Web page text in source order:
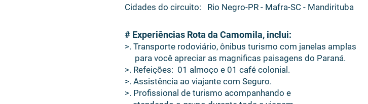
Cidades do circuito: Rio Negro-PR - Mafra-SC - Mandirituba
# Experiências Rota da Camomila, inclui:
>. Transporte rodoviário, ônibus turismo com janelas amplas
para você apreciar as magnificas paisagens do Paraná.
>. Refeições: 01 almoço e 01 café colonial.
>. Assistência ao viajante com Seguro.
>. Profissional de turismo acompanhando e